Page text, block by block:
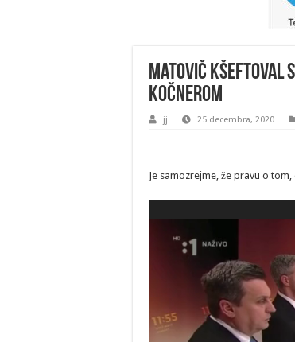
Matovič kšeftoval
Kočnerom
jj 25 decembra, 2020
Je samozrejme, že pravu o